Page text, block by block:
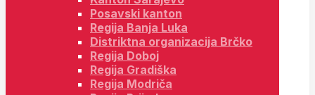
Posavski kanton
Regija Banja Luka
Distriktna organizacija Brčko
Regija Doboj
Regija Gradiška
Regija Modriča